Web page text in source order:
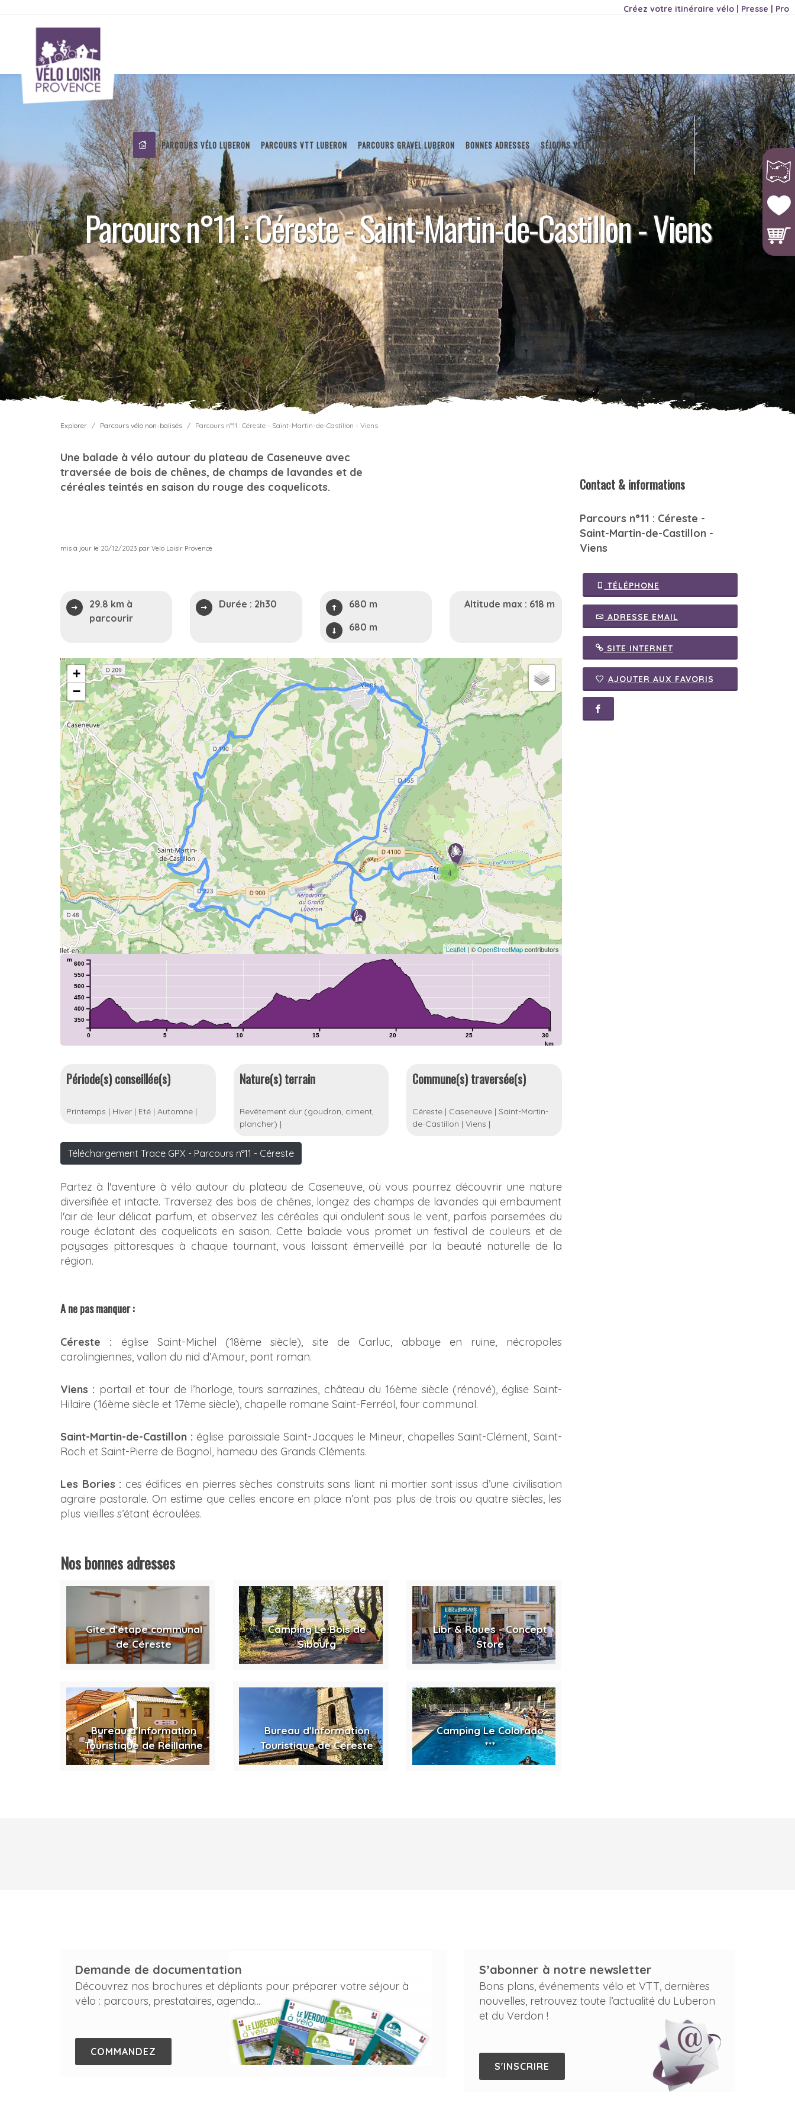
Créez votre itinéraire vélo | Presse | Pro
PARCOURS VÉLO LUBERON PARCOURS VTT LUBERON PARCOURS GRAVEL LUBERON BONNES ADRESSES SÉJOURS VÉLO LUBERON PNR LUBERON FR
Parcours n°11 : Céreste - Saint-Martin-de-Castillon - Viens
Explorer Parcours vélo non-balisés Parcours n°11 : Céreste - Saint-Martin-de-Castillon - Viens
Une balade à vélo autour du plateau de Caseneuve avec
traversée de bois de chênes, de champs de lavandes et de
céréales teintés en saison du rouge des coquelicots.
mis à jour le 20/12/2023 par Velo Loisir Provence
29.8 km à
parcourir
Durée : 2h30
680 m
680 m
Altitude max : 618 m
4
+
−
Leaflet| ©OpenStreetMapcontributors
0 5 10 15 20 25 30
km
350
400
450
500
550
600
m
Période(s) conseillée(s)
Printemps | Hiver | Eté | Automne |
Nature(s) terrain
Revêtement dur (goudron, ciment,
plancher) |
Commune(s) traversée(s)
Céreste | Caseneuve | Saint-Martin-
de-Castillon | Viens |
Téléchargement Trace GPX - Parcours n°11 - Céreste
Partez à l'aventure à vélo autour du plateau de Caseneuve, où vous pourrez découvrir une nature
diversifiée et intacte. Traversez des bois de chênes, longez des champs de lavandes qui embaument
l'air de leur délicat parfum, et observez les céréales qui ondulent sous le vent, parfois parsemées du
rouge éclatant des coquelicots en saison. Cette balade vous promet un festival de couleurs et de
paysages pittoresques à chaque tournant, vous laissant émerveillé par la beauté naturelle de la
région.
A ne pas manquer :
Céreste : église Saint-Michel (18ème siècle), site de Carluc, abbaye en ruine, nécropoles
carolingiennes, vallon du nid d’Amour, pont roman.
Viens : portail et tour de l’horloge, tours sarrazines, château du 16ème siècle (rénové), église Saint-
Hilaire (16ème siècle et 17ème siècle), chapelle romane Saint-Ferréol, four communal.
Saint-Martin-de-Castillon : église paroissiale Saint-Jacques le Mineur, chapelles Saint-Clément, Saint-
Roch et Saint-Pierre de Bagnol, hameau des Grands Cléments.
Les Bories : ces édifices en pierres sèches construits sans liant ni mortier sont issus d’une civilisation
agraire pastorale. On estime que celles encore en place n’ont pas plus de trois ou quatre siècles, les
plus vieilles s’étant écroulées.
Nos bonnes adresses
Gîte d'étape communal
de Céreste
Camping Le Bois de
Sibourg
Libr & Roues - Concept
Store
Bureau d'Information
Touristique de Reillanne
Bureau d'Information
Touristique de Céreste
Camping Le Colorado
***
Contact & informations
Parcours n°11 : Céreste -
Saint-Martin-de-Castillon -
Viens
TÉLÉPHONE
ADRESSE EMAIL
SITE INTERNET
AJOUTER AUX FAVORIS
Demande de documentation
Découvrez nos brochures et dépliants pour préparer votre séjour à
vélo : parcours, prestataires, agenda...
COMMANDEZ
S’abonner à notre newsletter
Bons plans, événements vélo et VTT, dernières
nouvelles, retrouvez toute l’actualité du Luberon
et du Verdon !
S'INSCRIRE